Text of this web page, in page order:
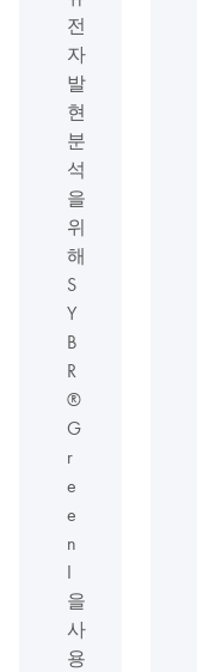
전
자
발
현
분
석
을
위
해
S
Y
B
R
®
G
r
e
e
n
I
을
사
용